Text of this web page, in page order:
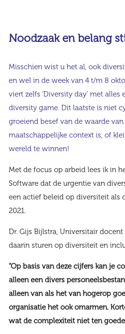
Noodzaak en belang
Misschien wist u het al, ook
en wel in de week van 4 t/m 8
viert zelfs ‘Diversity day’ met
diversity game. Dit laatste is niet
groeiend besef van de waarde
maatschappelijke context is, of
wereld te winnen!
Met de focus op arbeid lees ik in
Software dat de urgentie van
een actief beleid op diversiteit als
2021.
Dr. Gijs Bijlstra, Universitair
daarin sturen op diversiteit en
“Op basis van deze cijfers kan je
alleen een divers
alleen van als het van hogerop
organisatie het ook omarmen.
wat de complexiteit niet ten goede